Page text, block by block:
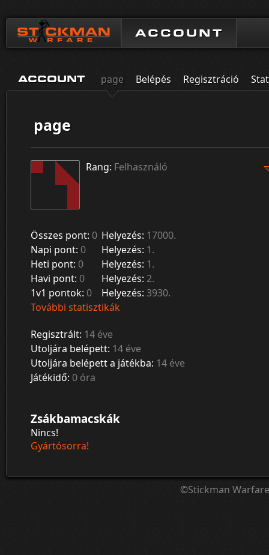
ACCOUNT
ACCOUNT page Belépés Regisztráció
page
Rang: Felhasználó
Összes pont: 0 Helyezés: 17000.
Napi pont: 0 Helyezés: 1.
Heti pont: 0 Helyezés: 1.
Havi pont: 0 Helyezés: 2.
1v1 pontok: 0 Helyezés: 3930.
További statisztikák
Regisztrált: 14 éve
Utoljára belépett: 14 éve
Utoljára belépett a játékba: 14 éve
Játékidő: 0 óra
Zsákbamacskák
Nincs!
Gyártósorra!
©Stickman Warfare